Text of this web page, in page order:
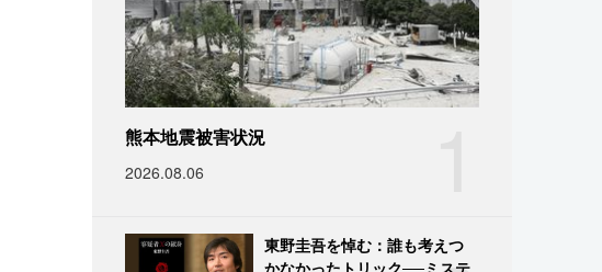
熊本地震被害状況
2026.08.06
東野圭吾を悼む：誰も考えつ
かなかったトリック──ミステ